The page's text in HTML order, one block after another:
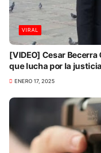
VIRAL
[VIDEO] Cesar
que lucha por la
ENERO 17, 2025